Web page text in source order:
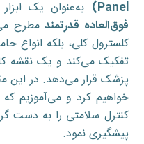
Panel
) به‌عنوان یک
فوق‌العاده قدرتمندمطرح
کلسترول کلی، بلکه انواع
تفکیک می‌کند و یک نقشه
پزشک قرار می‌دهد. در این
خواهیم کرد و می‌آموزیم
کنترل سلامتی را به دست
پیشگیری نمود.